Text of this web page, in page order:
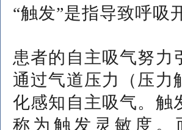
“触发”是指导致呼吸
患者的自主吸气努力
通过气道压力（压力
化感知自主吸气。触
称为触发灵敏度